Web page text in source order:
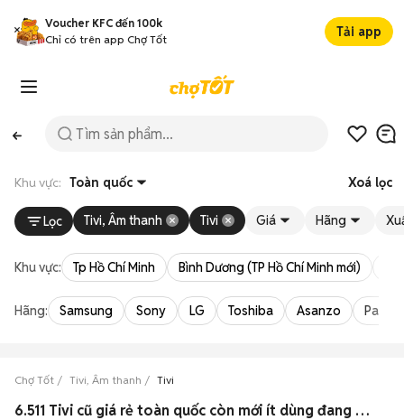
Voucher KFC đến 100k
Chỉ có trên app Chợ Tốt
Tải app
Khu vực: Toàn quốc Xoá lọc
Lọc Tivi, Âm thanh Tivi Giá Hãng
Khu vực: Tp Hồ Chí Minh Bình Dương (TP Hồ Chí Minh mới)
Hãng: Samsung Sony LG Toshiba Asanzo
Chợ Tốt Tivi, Âm thanh Tivi
6.511 Tivi cũ giá rẻ toàn quốc còn mới ít dùng đang bán 08/2026